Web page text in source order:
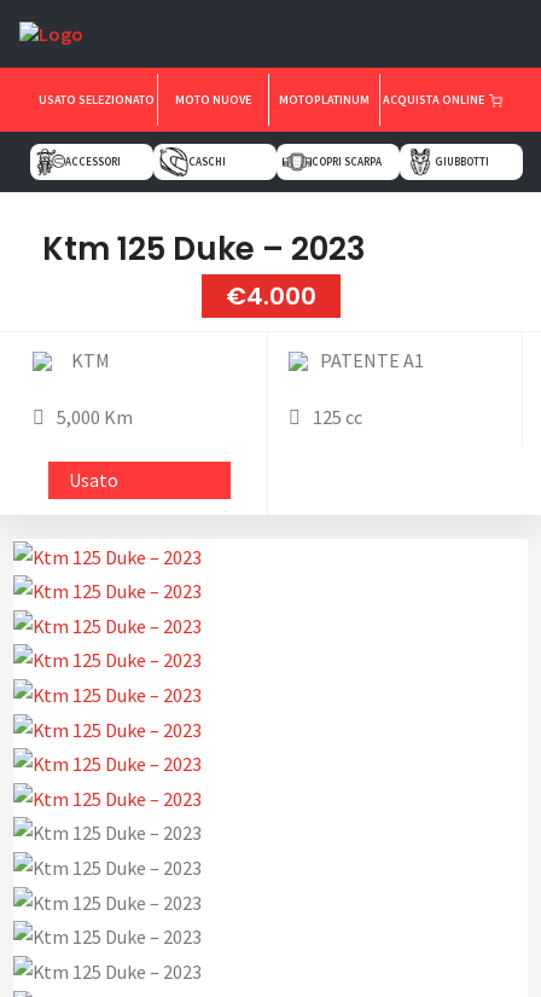
USATO SELEZIONATO MOTO NUOVE MOTOPLATINUM ACQUISTA ONLINE
ACCESSORI CASCHI COPRI SCARPA GIUBBOTTI
Ktm 125 Duke – 2023
€4.000
KTM PATENTE A1
5,000 Km 125 cc
Usato